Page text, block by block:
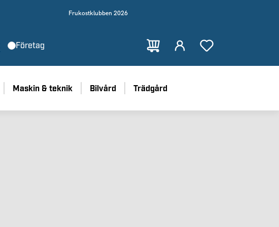
Frukostklubben 2026
Företag
Maskin & teknik Bilvård Trädgård